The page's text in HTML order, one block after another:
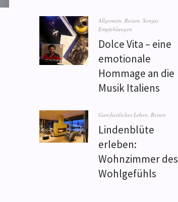
Allgemein, Reisen, Sonjas
Empfehlungen
Dolce Vita – eine
emotionale
Hommage an die
Musik Italiens
Ganzheitliches Leben, Reisen
Lindenblüte
erleben:
Wohnzimmer des
Wohlgefühls